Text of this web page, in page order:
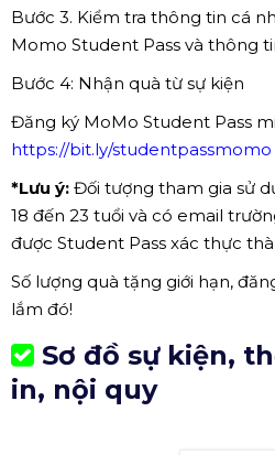
Bước 3. Kiểm tra thông tin cá
Momo Student Pass và thông
Bước 4: Nhận quà từ sự kiện
Đăng ký MoMo Student Pass
https://bit.ly/studentpassmomo
*Lưu ý: Đối tượng tham gia sử
18 đến 23 tuổi và có email
được Student Pass xác thực
Số lượng quà tặng giới hạn,
lắm đó!
Sơ đồ sự kiện,
in, nội quy